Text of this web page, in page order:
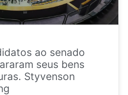
ao senado
seus bens
Styvenson